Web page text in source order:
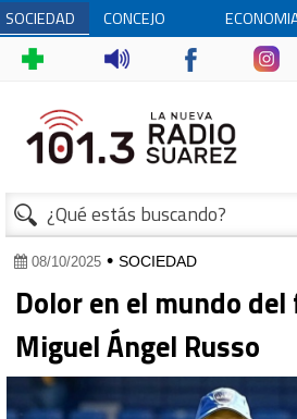
SOCIEDAD
CONCEJO
DELIBERANTE
08/10/2025• SOCIEDAD
Dolor en el mundo
Miguel Ángel Russo